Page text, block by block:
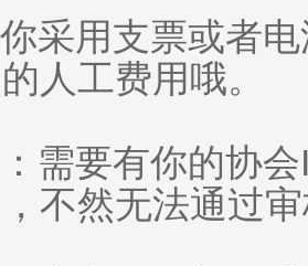
采用支票或者电
人工费用哦。
需要有你的协会
不然无法通过